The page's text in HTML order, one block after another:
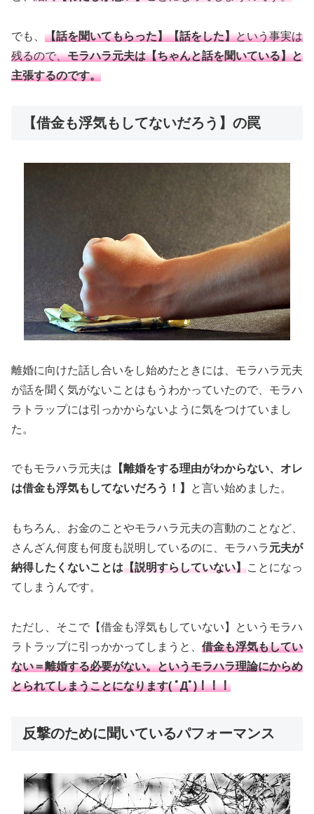
でも、 【話を聞いてもらった】【話をした】という事実は
残るので、モラハラ元夫は【ちゃんと話を聞いている】と
主張するのです。
【借金も浮気もしてないだろう】の罠
離婚に向けた話し合いをし始めたときには、モラハラ元夫
が話を聞く気がないことはもうわかっていたので、モラハ
ラトラップには引っかからないように気をつけていまし
た。
でもモラハラ元夫は 【離婚をする理由がわからない、オレ
は借金も浮気もしてないだろう！】
と言い始めました。
もちろん、お金のことやモラハラ元夫の言動のことなど、
さんざん何度も何度も説明しているのに、モラハラ元夫が
納得したくないことは【説明すらしていない】ことになっ
てしまうんです。
ただし、そこで【借金も浮気もしていない】というモラハ
ラトラップに引っかかってしまうと、 借金も浮気もしてい
ない＝離婚する必要がない。というモラハラ理論にからめ
とられてしまうことになります( ﾟДﾟ)！！！
反撃のために聞いているパフォーマンス